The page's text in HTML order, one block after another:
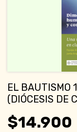
EL BAUTISMO
(DIÓCESIS DE
$14.900